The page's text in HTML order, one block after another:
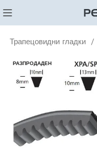
Трапецовидни гладки
РАЗПРОДАДЕН